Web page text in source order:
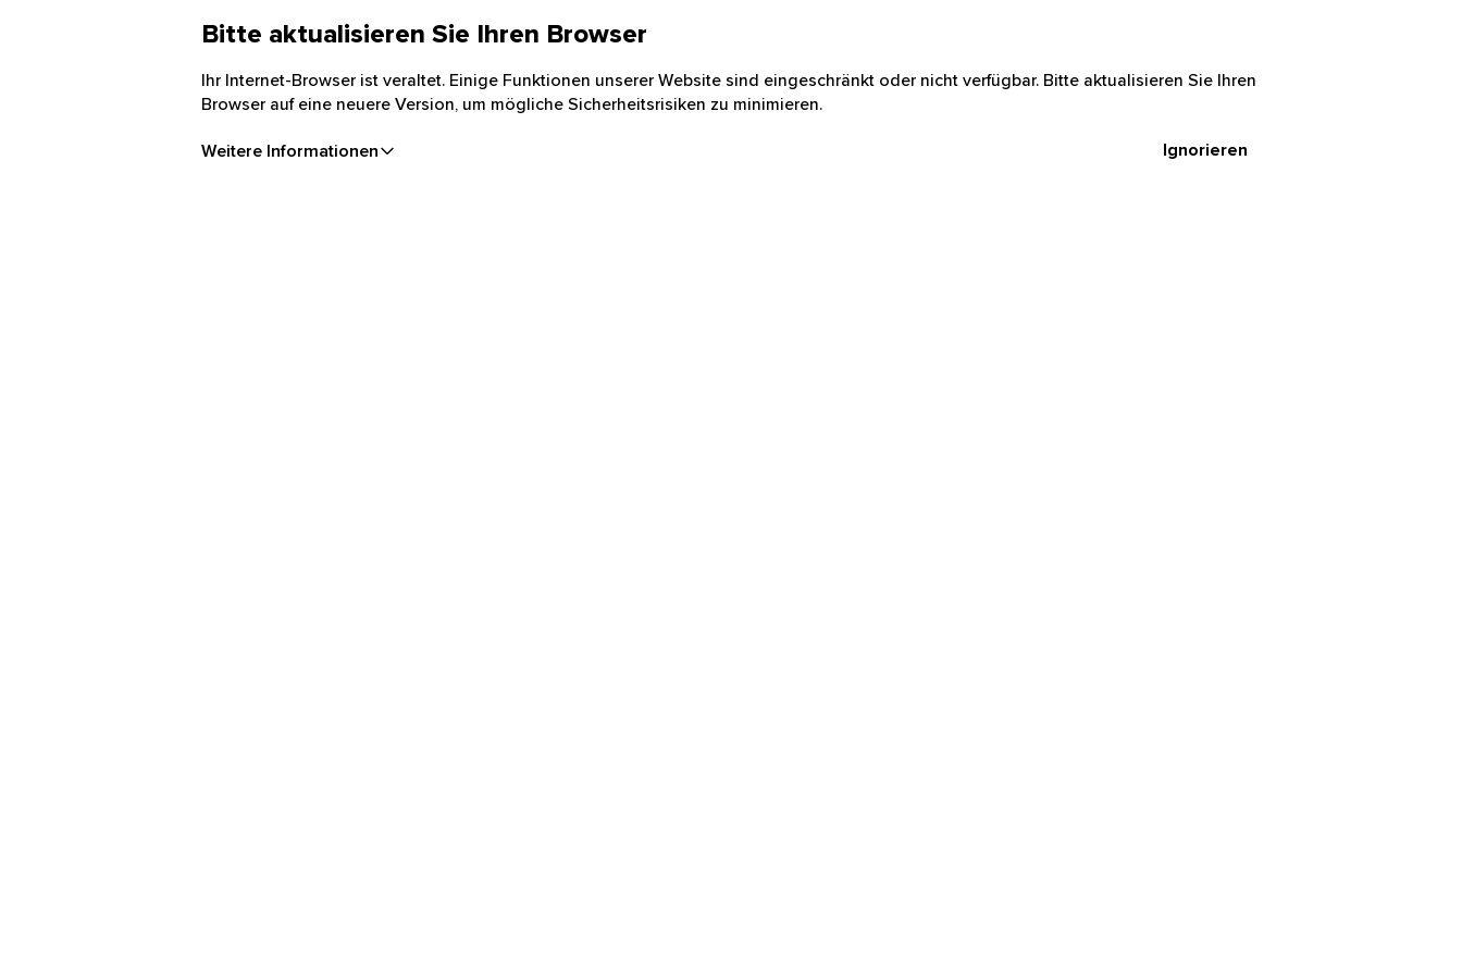
Bitte aktualisieren Sie Ihren Browser
Ihr Internet-Browser ist veraltet. Einige Funktionen unserer Website sind eingeschränkt oder nicht verfügbar. Bitte aktualisieren Sie Ihren
Browser auf eine neuere Version, um mögliche Sicherheitsrisiken zu minimieren.
Weitere Informationen Ignorieren